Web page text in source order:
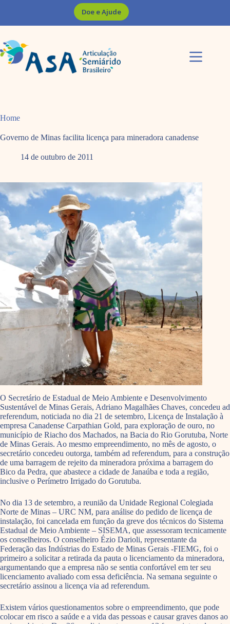
Doe e Ajude
Home
Governo de Minas facilita licença para mineradora canadense
14 de outubro de 2011
O Secretário de Estadual de Meio Ambiente e Desenvolvimento
Sustentável de Minas Gerais, Adriano Magalhães Chaves, concedeu ad
referendum, noticiada no dia 21 de setembro, Licença de Instalação à
empresa Canadense Carpathian Gold, para exploração de ouro, no
município de Riacho dos Machados, na Bacia do Rio Gorutuba, Norte
de Minas Gerais. Ao mesmo empreendimento, no mês de agosto, o
secretário concedeu outorga, também ad referendum, para a construção
de uma barragem de rejeito da mineradora próxima a barragem do
Bico da Pedra, que abastece a cidade de Janaúba e toda a região,
inclusive o Perímetro Irrigado do Gorutuba.
No dia 13 de setembro, a reunião da Unidade Regional Colegiada
Norte de Minas – URC NM, para análise do pedido de licença de
instalação, foi cancelada em função da greve dos técnicos do Sistema
Estadual de Meio Ambiente – SISEMA, que assessoram tecnicamente
os conselheiros. O conselheiro Ézio Darioli, representante da
Federação das Indústrias do Estado de Minas Gerais -FIEMG, foi o
primeiro a solicitar a retirada da pauta o licenciamento da mineradora,
argumentando que a empresa não se sentia confortável em ter seu
licenciamento avaliado com essa deficiência. Na semana seguinte o
secretário assinou a licença via ad referendum.
Existem vários questionamentos sobre o empreendimento, que pode
colocar em risco a saúde e a vida das pessoas e causar graves danos ao